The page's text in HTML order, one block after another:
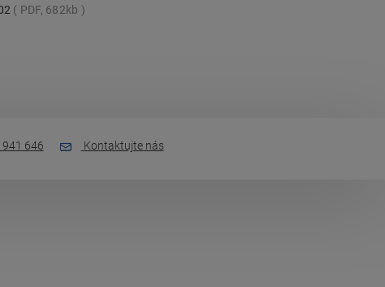
PDF, 682kb
646 Kontaktujte nás